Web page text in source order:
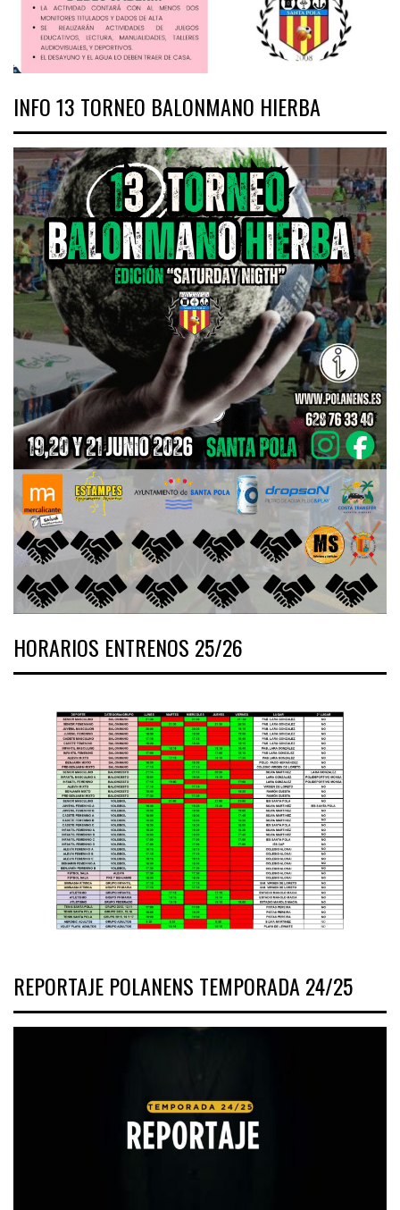
INFO 13 TORNEO BALONMANO HIERBA
HORARIOS ENTRENOS 25/26
REPORTAJE POLANENS TEMPORADA 24/25